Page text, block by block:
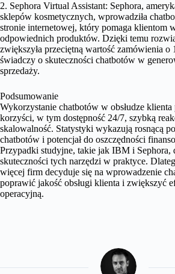
2. Sephora Virtual Assistant: Sephora,
sklepów kosmetycznych, wprowadziła
stronie internetowej, który pomaga klientom
odpowiednich produktów. Dzięki temu
zwiększyła przeciętną wartość zamówienia o
świadczy o skuteczności chatbotów w
sprzedaży.
Podsumowanie
Wykorzystanie chatbotów w obsłudze
korzyści, w tym dostępność 24/7, szybką
skalowalność. Statystyki wykazują rosnącą
chatbotów i potencjał do oszczędności
Przypadki studyjne, takie jak IBM i Sephora,
skuteczności tych narzędzi w praktyce.
więcej firm decyduje się na wprowadzenie
poprawić jakość obsługi klienta i zwiększyć
operacyjną.